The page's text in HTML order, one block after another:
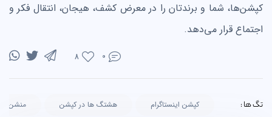
کپشن‌ها، شما و برندتان را در معرض کشف، هیجان، انتقال فکر و
اجتماع قرار می‌دهد.
0
8
تگ ها : کپشن اینستاگرام هشتگ ها در کپشن منشن